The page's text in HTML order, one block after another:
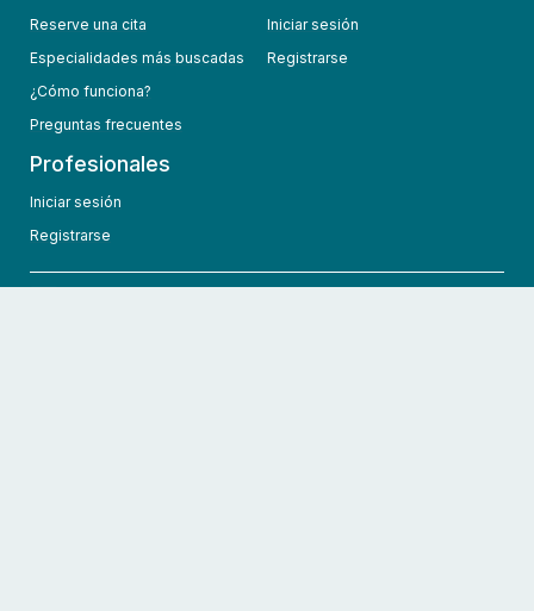
Reserve una cita
Especialidades más buscadas
¿Cómo funciona?
Preguntas frecuentes
Iniciar sesión
Registrarse
Profesionales
Iniciar sesión
Registrarse